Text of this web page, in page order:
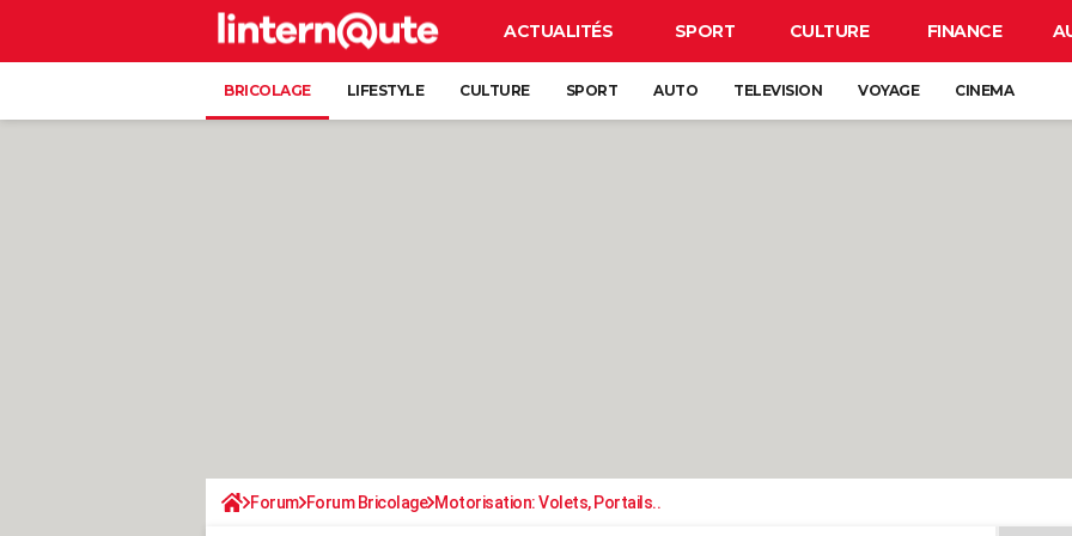
ACTUALITÉS SPORT CULTURE FINANCE
BRICOLAGE LIFESTYLE CULTURE SPORT AUTO TELEVISION VOYAGE CINEMA
Forum Forum Bricolage Motorisation: Volets, Portails..